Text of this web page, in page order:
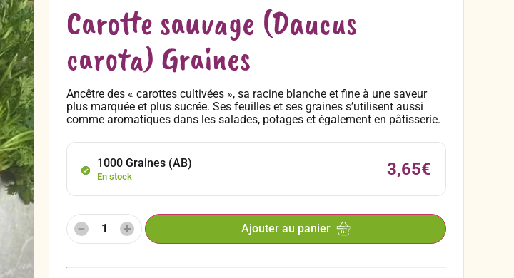
Carotte sauvage (Daucus
carota) Graines
Ancêtre des « carottes cultivées », sa racine blanche et fine à une saveur
plus marquée et plus sucrée. Ses feuilles et ses graines s’utilisent aussi
comme aromatiques dans les salades, potages et également en pâtisserie.
1000 Graines (AB)
En stock 3,65€
Ajouter au panier